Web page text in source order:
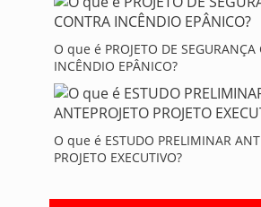
O que é PROJETO DE SEGURANÇA
INCÊNDIO EPÂNICO?
O que é ESTUDO PRELIMINAR
PROJETO EXECUTIVO?